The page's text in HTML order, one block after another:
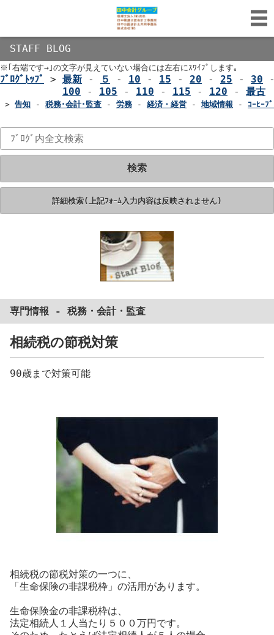
STAFF BLOG
※｢右端です→｣の文字が見えていない場合には左右にｽﾜｲﾌﾟします｡
ﾌﾞﾛｸﾞﾄｯﾌﾟ > 最新 - ５ - 10 - 15 - 20 - 25 - 30
100 - 105 - 110 - 115 - 120 - 最古
> 告知 - 税務･会計･監査 - 労務 - 経済・経営 - 地域情報 - ｺｰﾋｰﾌ
検索
詳細検索(上記ﾌｫｰﾑ入力内容は反映されません)
専門情報 - 税務 ・ 会計・ 監査
相続税の節税対策
90歳まで対策可能
相続税の節税対策の一つに、
「生命保険の非課税枠」の活用があります。
生命保険金の非課税枠は、
法定相続人１人当たり５００万円です。